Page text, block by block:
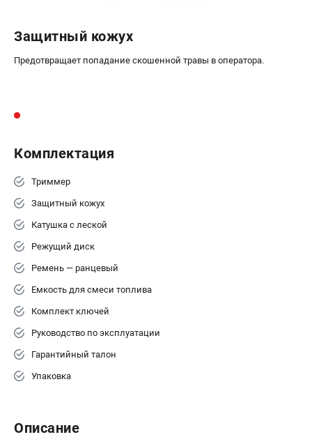
Защитный кожух
Предотвращает попадание скошенной травы в оператора.
Комплектация
Триммер
Защитный кожух
Катушка с леской
Режущий диск
Ремень — ранцевый
Емкость для смеси топлива
Комплект ключей
Руководство по эксплуатации
Гарантийный талон
Упаковка
Описание